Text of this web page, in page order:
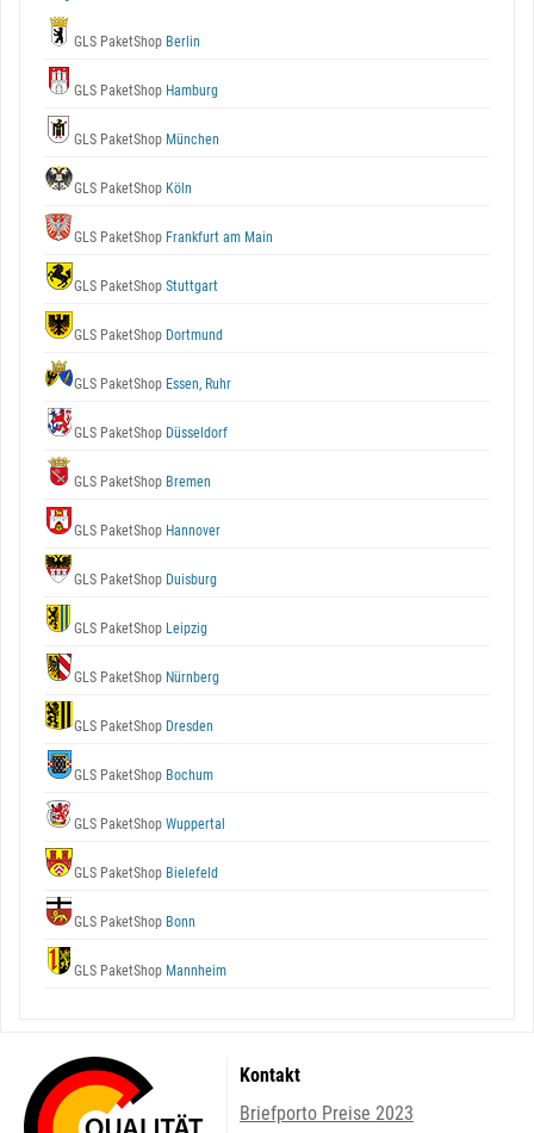
GLS PaketShop Berlin
GLS PaketShop Hamburg
GLS PaketShop München
GLS PaketShop Köln
GLS PaketShop Frankfurt am Main
GLS PaketShop Stuttgart
GLS PaketShop Dortmund
GLS PaketShop Essen, Ruhr
GLS PaketShop Düsseldorf
GLS PaketShop Bremen
GLS PaketShop Hannover
GLS PaketShop Duisburg
GLS PaketShop Leipzig
GLS PaketShop Nürnberg
GLS PaketShop Dresden
GLS PaketShop Bochum
GLS PaketShop Wuppertal
GLS PaketShop Bielefeld
GLS PaketShop Bonn
GLS PaketShop Mannheim
Kontakt
Briefporto Preise 2023